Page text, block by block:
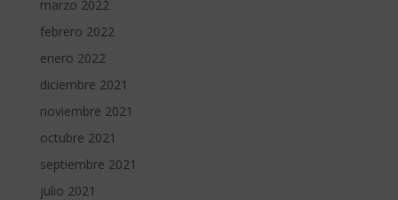
marzo 2022
febrero 2022
enero 2022
diciembre 2021
noviembre 2021
octubre 2021
septiembre 2021
julio 2021